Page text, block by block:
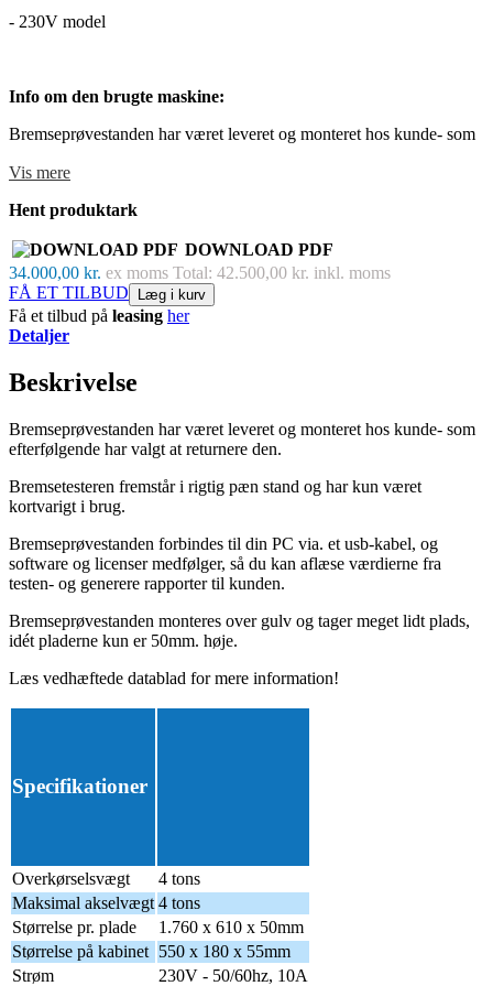
- 230V model
Info om den brugte maskine:
Bremseprøvestanden har været leveret og monteret hos kunde- som
kortvarigt i brug.
Bremseprøvestanden forbindes til din PC via. et usb-kabel, og
software og licenser medfølger, så du kan aflæse værdierne fra
testen- og generere rapporter til kunden.
Bremseprøvestanden monteres over gulv og tager meget lidt plads,
idét pladerne kun er 50mm. høje.
Læs vedhæftede datablad for mere information!
Leveres inkl. 3 måneders garanti.
Kontakt os her.
Skarp pris 34.000 kr
Prisen er ekskl. moms, levering og montage.
Generelt vedrørende brugt- og demovarer kan det forventes at
udstyret kan have enkelte kosmetiske fejl, og købes som beset.
Vis mere
Hent produktark
DOWNLOAD PDF
34.000,00 kr. ex moms Total: 42.500,00 kr. inkl. moms
FÅ ET TILBUD
Læg i kurv
Få et tilbud på leasing her
Detaljer
Beskrivelse
Bremseprøvestanden har været leveret og monteret hos kunde- som
efterfølgende har valgt at returnere den.
Bremsetesteren fremstår i rigtig pæn stand og har kun været
kortvarigt i brug.
Bremseprøvestanden forbindes til din PC via. et usb-kabel, og
software og licenser medfølger, så du kan aflæse værdierne fra
testen- og generere rapporter til kunden.
Bremseprøvestanden monteres over gulv og tager meget lidt plads,
idét pladerne kun er 50mm. høje.
Læs vedhæftede datablad for mere information!
Specifikationer
Overkørselsvægt
4 tons
Maksimal akselvægt 4 tons
Størrelse pr. plade
1.760 x 610 x 50mm
Størrelse på kabinet 550 x 180 x 55mm
Strøm
230V - 50/60hz, 10A